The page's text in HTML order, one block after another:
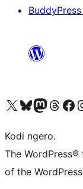
BuddyPress
Visit our X (formerly Twitter) account
Visit our Bluesky account
Visit our Mastodon
Visit ourVisit our
Kodi ngero.
The
of the